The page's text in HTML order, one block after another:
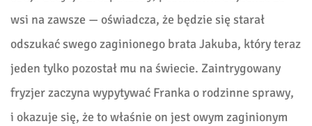
wsi na zawsze —oświadcza, że będzie się starał
odszukać swego zaginionego brata Jakuba, który teraz
jeden tylko pozostał mu na świecie. Zaintrygowany
fryzjer zaczyna wypytywać Franka o rodzinne sprawy,
i okazuje się, że to właśnie on jest owym zaginionym